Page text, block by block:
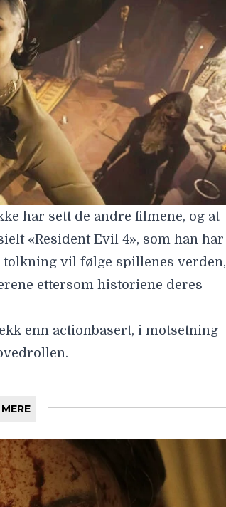
har sett de andre filmene, og at
«Resident Evil 4», som han har
vil følge spillenes verden,
ettersom historiene deres
enn actionbasert, i motsetning